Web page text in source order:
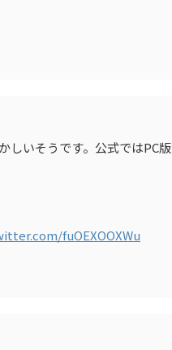
しいそうです。公式ではPC版
fuOEXOOXWu